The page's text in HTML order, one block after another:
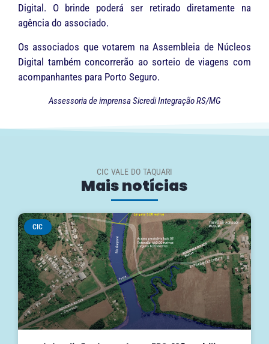
Digital. O brinde poderá ser retirado diretamente na
agência do associado.
Os associados que votarem na Assembleia de Núcleos
Digital também concorrerão ao sorteio de viagens com
acompanhantes para Porto Seguro.
Assessoria de imprensa Sicredi Integração RS/MG
CIC VALE DO TAQUARI
Mais notícias
CIC